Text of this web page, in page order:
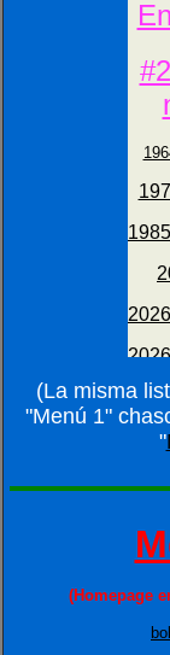
(La misma
"Menú 1"
"
(Homepage